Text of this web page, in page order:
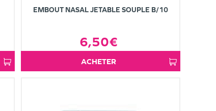
EMBOUT NASAL JETABLE SOUPLE B/10
6,50€
ACHETER